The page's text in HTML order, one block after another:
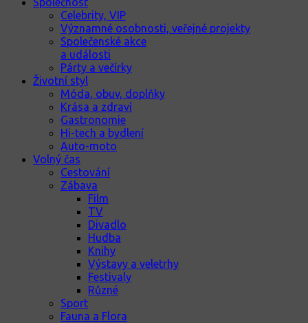
Celebrity, VIP
Významné osobnosti, veřejné projekty
Společenské akce
a události
Párty a večírky
Životní styl
Móda, obuv, doplňky
Krása a zdraví
Gastronomie
Hi-tech a bydlení
Auto-moto
Volný čas
Cestování
Zábava
Film
TV
Divadlo
Hudba
Knihy
Výstavy a veletrhy
Festivaly
Různé
Sport
Fauna a Flora